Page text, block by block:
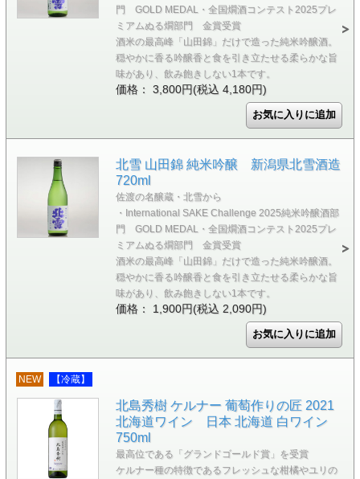
門 GOLD MEDAL・全国燗酒コンテスト2025プレ
ミアムぬる燗部門 金賞受賞
酒米の最高峰「山田錦」だけで造った純米吟醸酒。
穏やかに香る吟醸香と食を引き立たせる柔らかな旨
味があり、飲み飽きしない1本です。
価格： 3,800円(税込 4,180円)
北雪 山田錦 純米吟醸 新潟県北雪酒造
720ml
佐渡の名醸蔵・北雪から
・International SAKE Challenge 2025純米吟醸酒部
門 GOLD MEDAL・全国燗酒コンテスト2025プレ
ミアムぬる燗部門 金賞受賞
酒米の最高峰「山田錦」だけで造った純米吟醸酒。
穏やかに香る吟醸香と食を引き立たせる柔らかな旨
味があり、飲み飽きしない1本です。
価格： 1,900円(税込 2,090円)
NEW 【冷蔵】
北島秀樹 ケルナー 葡萄作りの匠 2021
北海道ワイン 日本 北海道 白ワイン
750ml
最高位である「グランドゴールド賞」を受賞
ケルナー種の特徴であるフレッシュな柑橘やユリの